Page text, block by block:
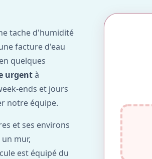
tache d'humidité
facture d'eau
quelques
urgentà
ends et jours
notre équipe.
et ses environs
mur,
est équipé du